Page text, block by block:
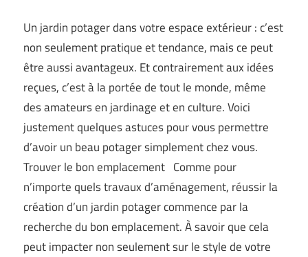
Un jardin potager dans votre espace extérieur : c’est
non seulement pratique et tendance, mais ce peut
être aussi avantageux. Et contrairement aux idées
reçues, c’est à la portée de tout le monde, même
des amateurs en jardinage et en culture. Voici
justement quelques astuces pour vous permettre
d’avoir un beau potager simplement chez vous.
Trouver le bon emplacement Comme pour
n’importe quels travaux d’aménagement, réussir la
création d’un jardin potager commence par la
recherche du bon emplacement. À savoir que cela
peut impacter non seulement sur le style de votre